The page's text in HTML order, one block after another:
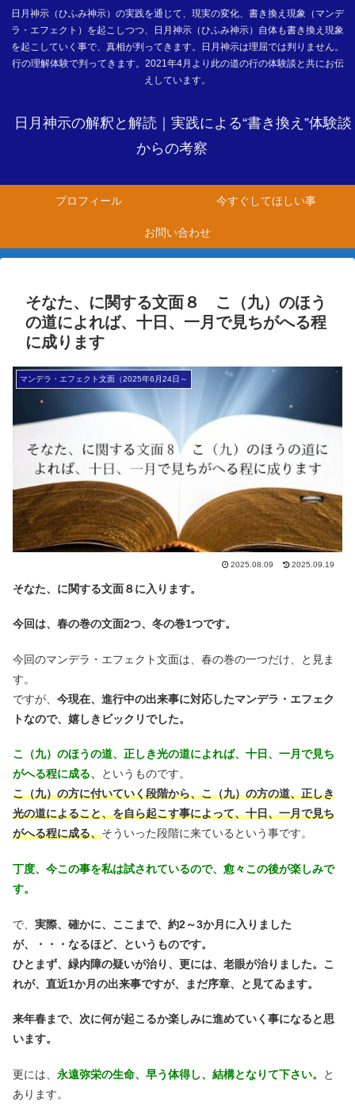
日月神示（ひふみ神示）の実践を通じて、現実の変化、書き換え現象（マンデ
ラ・エフェクト）を起こしつつ、日月神示（ひふみ神示）自体も書き換え現象
を起こしていく事で、真相が判ってきます。日月神示は理屈では判りません。
行の理解体験で判ってきます。2021年4月より此の道の行の体験談と共にお伝
えしています。
日月神示の解釈と解読｜実践による“書き換え”体験談
からの考察
プロフィール 今すぐしてほしい事
お問い合わせ
そなた、に関する文面８ こ（九）のほう
の道によれば、十日、一月で見ちがへる程
に成ります
マンデラ・エフェクト文面（2025年6月24日～
2025.08.09 2025.09.19
そなた、に関する文面８に入ります。
今回は、春の巻の文面2つ、冬の巻1つです。
今回のマンデラ・エフェクト文面は、春の巻の一つだけ、と見ま
す。
ですが、 今現在、進行中の出来事に対応したマンデラ・エフェク
トなので、嬉しきビックリでした。
こ（九）のほうの道、正しき光の道によれば、十日、一月で見ち
がへる程に成る、
というものです。
こ（九）の方に付いていく段階から、こ（九）の方の道、正しき
光の道によること、を自ら起こす事によって、十日、一月で見ち
がへる程に成る、そういった段階に来ているという事です。
丁度、今この事を私は試されているので、愈々この後が楽しみで
す。
で、 実際、確かに、ここまで、約2～3か月に入りました
が、・・・なるほど、というものです。
ひとまず、緑内障の疑いが治り、更には、老眼が治りました。こ
れが、直近1か月の出来事ですが、まだ序章、と見てゐます。
来年春まで、次に何が起こるか楽しみに進めていく事になると思
います。
更には、 永遠弥栄の生命、早う体得し、結構となりて下さい。
と
あります。